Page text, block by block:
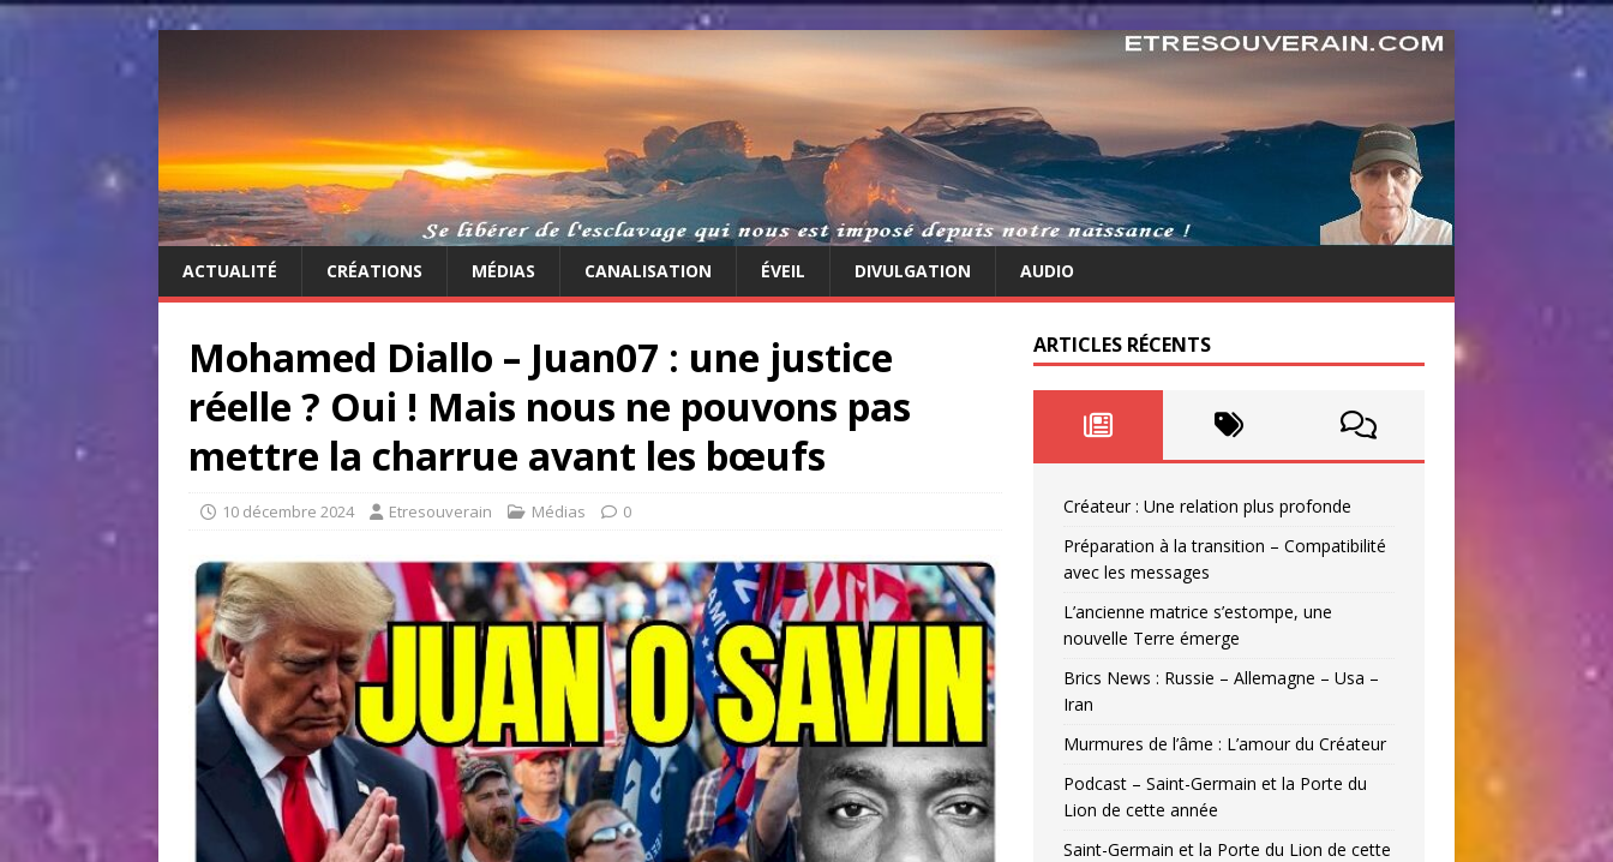
ACTUALITÉ CRÉATIONS MÉDIAS CANALISATION ÉVEIL DIVULGATION AUDIO
Mohamed Diallo – Juan07 : une justice
réelle ? Oui ! Mais nous ne pouvons pas
mettre la charrue avant les bœufs
10 décembre 2024 Etresouverain Médias 0
ARTICLES RÉCENTS
Créateur : Une relation plus profonde
Préparation à la transition – Compatibilité
avec les messages
L’ancienne matrice s’estompe, une
nouvelle Terre émerge
Brics News : Russie – Allemagne – Usa –
Iran
Murmures de l’âme : L’amour du Créateur
Podcast – Saint-Germain et la Porte du
Lion de cette année
Saint-Germain et la Porte du Lion de cette